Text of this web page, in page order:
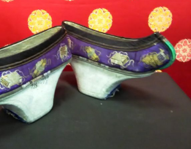
Вакансии музея
Независимая оценка
Проекты и программы
Научные издания
Ледокол Ангара
Музей В.Г. Распутина
им. свт. Иннокентия (Вениаминова)
Научно-фондовый отдел
Музеи региона
Повышение квалификации
Передвижные выставки
Отчетность